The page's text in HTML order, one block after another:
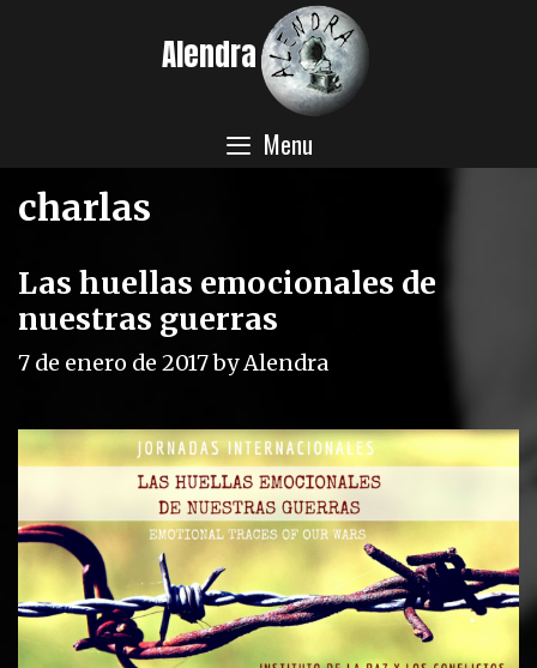
Alendra
Menu
charlas
Las huellas emocionales de
nuestras guerras
7 de enero de 2017byAlendra